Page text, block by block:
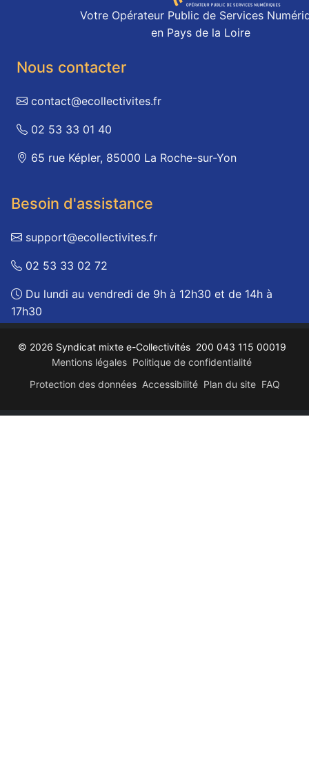
Votre Opérateur Public de Services
en Pays de la Loire
Nous contacter
contact@ecollectivites.fr
02 53 33 01 40
65 rue Képler, 85000 La Roche-sur-Yon
Besoin d'assistance
support@ecollectivites.fr
02 53 33 02 72
Du lundi au vendredi de 9h à 12h30 et de 14h à
17h30
© 2026 Syndicat mixte e-Collectivités 200 043 115 00019
Mentions légales Politique de confidentialité
Protection des données Accessibilité Plan du site FAQ